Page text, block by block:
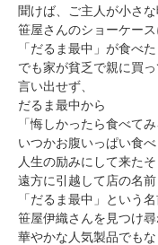
聞けば、ご主人が小さ
笹屋さんのショーケー
「だるま最中」が食べた
でも家が貧乏で親に買
言い出せず、
だるま最中から
「悔しかったら食べて
いつかお腹いっぱい食
人生の励みにして来たそ
遠方に引越して店の名前
「だるま最中」という
笹屋伊織さんを見つけ尋
華やかな人気製品でも